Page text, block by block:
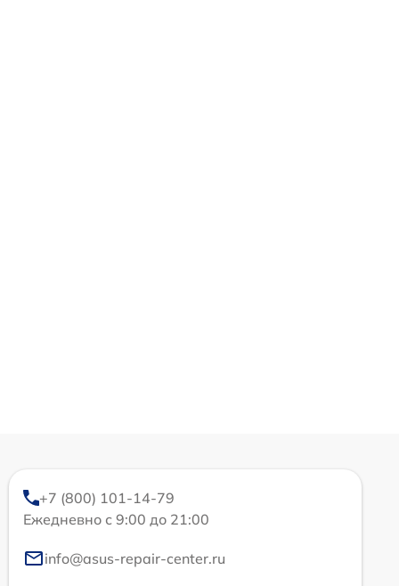
+7 (800) 101-14-79
Ежедневно с 9:00 до 21:00
info@asus-repair-center.ru